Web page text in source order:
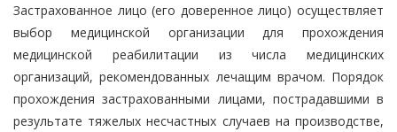
Застрахованное лицо (его доверенное лицо) осуществляет
выбор медицинской организации для прохождения
медицинской реабилитации из числа медицинских
организаций, рекомендованных лечащим врачом. Порядок
прохождения застрахованными лицами, пострадавшими в
результате тяжелых несчастных случаев на производстве,